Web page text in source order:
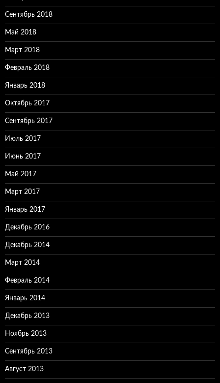
Сентябрь 2018
Май 2018
Март 2018
Февраль 2018
Январь 2018
Октябрь 2017
Сентябрь 2017
Июль 2017
Июнь 2017
Май 2017
Март 2017
Январь 2017
Декабрь 2016
Декабрь 2014
Март 2014
Февраль 2014
Январь 2014
Декабрь 2013
Ноябрь 2013
Сентябрь 2013
Август 2013